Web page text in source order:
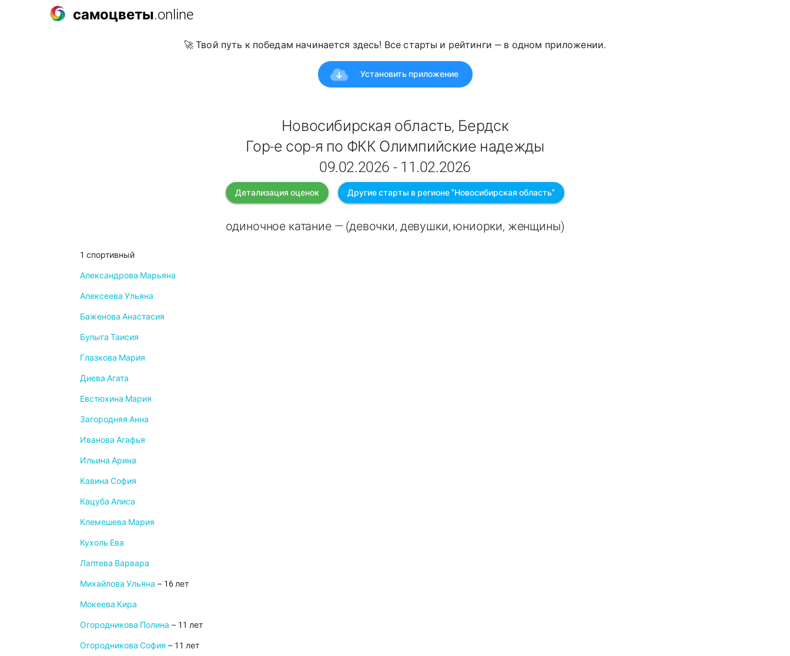
самоцветы.online
🚀 Твой путь к победам начинается здесь! Все старты и рейтинги — в одном приложении.
Установить приложение
Новосибирская область, Бердск
Гор-е сор-я по ФКК Олимпийские надежды
09.02.2026 - 11.02.2026
Детализация оценок Другие старты в регионе "Новосибирская область"
одиночное катание — (девочки, девушки, юниорки, женщины)
1 спортивный
Александрова Марьяна
Алексеева Ульяна
Баженова Анастасия
Булыга Таисия
Глазкова Мария
Диева Агата
Евстюхина Мария
Загородняя Анна
Иванова Агафья
Ильина Арина
Кавина София
Кацуба Алиса
Клемешева Мария
Кухоль Ева
Лаптева Варвара
Михайлова Ульяна – 16 лет
Мокеева Кира
Огородникова Полина – 11 лет
Огородникова София – 11 лет